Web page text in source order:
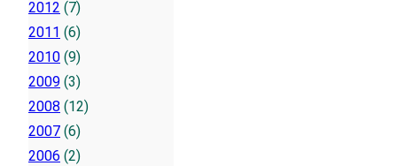
2012 (7)
2011 (6)
2010 (9)
2009 (3)
2008 (12)
2007 (6)
2006 (2)